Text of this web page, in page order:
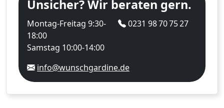
Unsicher? Wir beraten gern.
Montag-Freitag 9:30-
18:00
Samstag 10:00-14:00
0231 98 70 75 27
info@wunschgardine.de